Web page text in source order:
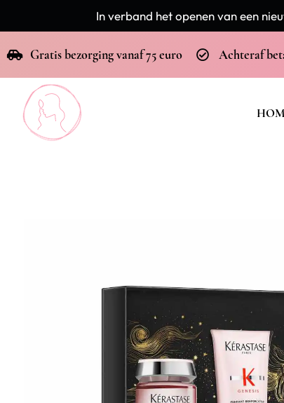
In verband het openen van een
Gratis bezorging vanaf 75 euro Achteraf